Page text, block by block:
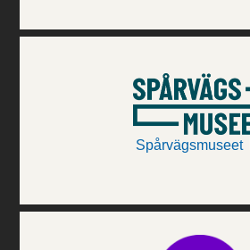
Spårvägsmuseet